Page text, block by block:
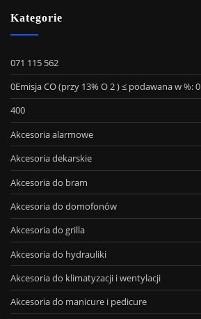
Kategorie
071 115 562
0Emisja CO (przy 13% O 2 ) ≤ podawana w %: 0
400
Akcesoria alarmowe
Akcesoria dekarskie
Akcesoria do bram
Akcesoria do domofonów
Akcesoria do grilla
Akcesoria do hydrauliki
Akcesoria do klimatyzacji i wentylacji
Akcesoria do manicure i pedicure